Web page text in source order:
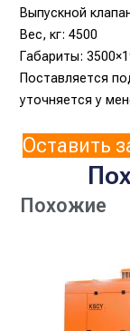
Выпускной
Вес, кг: 4500
Габариты:
Поставляется
уточняется у
Оставить
Похожие